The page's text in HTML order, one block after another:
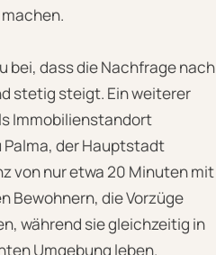
bei, dass die Nachfrage nach
stetig steigt. Ein weiterer
Immobilienstandort
Palma, der Hauptstadt
von nur etwa 20 Minuten mit
Bewohnern, die Vorzüge
während sie gleichzeitig in
Umgebung leben.